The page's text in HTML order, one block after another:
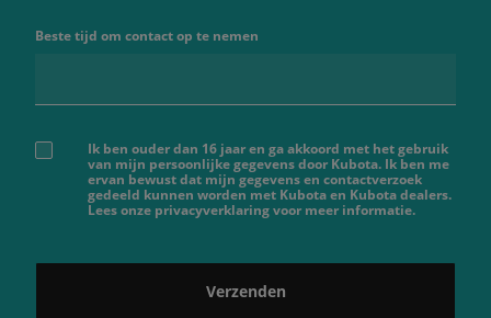
Beste tijd om contact op te nemen
Ik ben ouder dan 16 jaar en ga akkoord met het gebruik
van mijn persoonlijke gegevens door Kubota. Ik ben me
ervan bewust dat mijn gegevens en contactverzoek
gedeeld kunnen worden met Kubota en Kubota dealers.
Lees onze privacyverklaring voor meer informatie.
Verzenden